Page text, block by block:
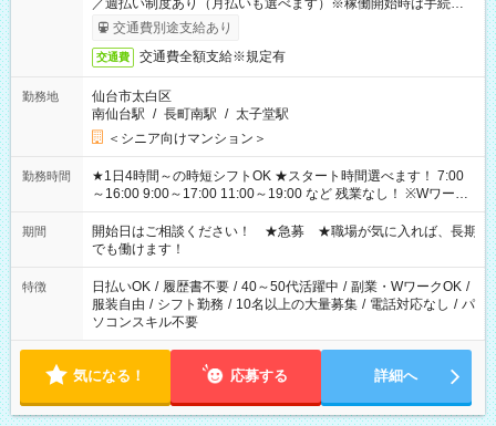
／週払い制度あり（月払いも選べます）※稼働開始時は手続き完
了次第のお支払いとなります。
交通費別途支給あり
交通費 交通費全額支給※規定有
勤務地
仙台市太白区
南仙台駅 / 長町南駅 / 太子堂駅
＜シニア向けマンション＞
勤務時間
★1日4時間～の時短シフトOK ★スタート時間選べます！ 7:00
～16:00 9:00～17:00 11:00～19:00 など 残業なし！ ※Wワーク
の場合、他のお仕事と合わせ週40時間超の就業はご案内できま
せん ※法令に基づき、週20時間以上勤務は社会保険への加入対
象となります ※労働者派遣法（日雇い派遣の原則禁止）によ
り、短時間・短期間の就業はご案内が難しい場合があります
期間
開始日はご相談ください！ ★急募 ★職場が気に入れば、長期
でも働けます！
特徴 日払いOK / 履歴書不要 / 40～50代活躍中 / 副業・WワークOK /
服装自由 / シフト勤務 / 10名以上の大量募集 / 電話対応なし / パ
ソコンスキル不要
気になる！ 応募する 詳細へ